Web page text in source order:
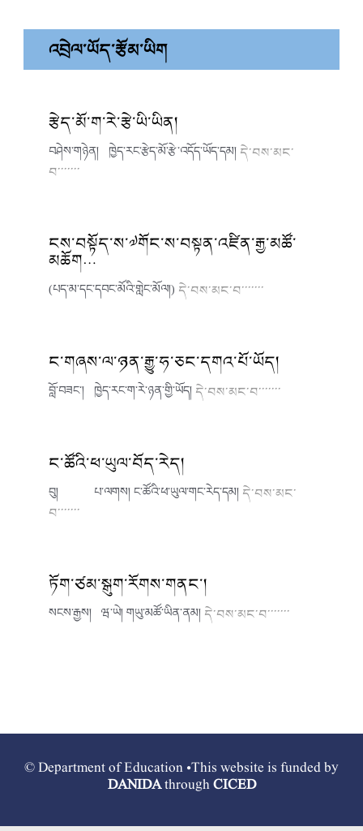
འབྲེལ་ཡོད་རྩོམ་ཡིག
རྩེད་མོ་ག་རེ་རྩེ་ཡི་ཡིན།
བཤེས་གཉེན། ཁྱེད་རང་རྩེད་མོ་རྩེ་འདོད་ཡོད་དམ། དེ་བས་མང་
བ་་་་་་་
ངས་བསྟོད་ས་༧གོང་ས་བསྟན་འཛིན་རྒྱ་མཚོ་
མཆོག…
(པད་མ་དང་དབང་མོའི་གླེང་མོལ།) དེ་བས་མང་བ་་་་་་་
ང་གཞས་ལ་ཉན་རྒྱུ་ཧ་ཅང་དགའ་པོ་ཡོད།
བློ་བཟང་། ཁྱེད་རང་ག་རེ་ཉན་གྱི་ཡོད། དེ་བས་མང་བ་་་་་་་
ང་ཚོའི་ཕ་ཡུལ་བོད་རེད།
བུ། པ་ལགས། ང་ཚོའི་ཕ་ཡུལ་གང་རེད་དམ། དེ་བས་མང་
བ་་་་་་་
ཏོག་ཙམ་སྒུག་རོགས་གནང་།
སངས་རྒྱས། ཝ་ཡེ། གཡུ་མཚོ་ཡིན་ནམ། དེ་བས་མང་བ་་་་་་་
© Department of Education •This website is funded by
DANIDAthroughCICED